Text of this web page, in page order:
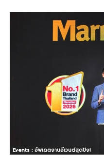
Events : อัพเดตงานอีเวนต์สุดปัง!